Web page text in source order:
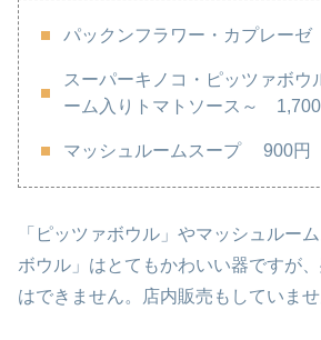
パックンフラワー・カプレー
スーパーキノコ・ピッツァボウ
ーム入りトマトソース～ 1,700
マッシュルームスープ 900円
「ピッツァボウル」やマッシュルー
ボウル」はとてもかわいい器ですが
はできません。店内販売もしていませ